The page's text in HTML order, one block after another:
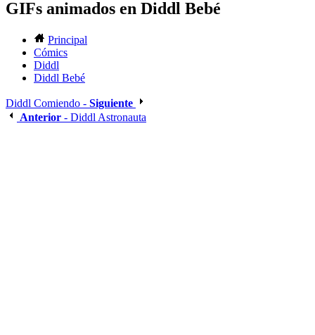
GIFs animados en Diddl Bebé
Principal
Cómics
Diddl
Diddl Bebé
Diddl Comiendo - Siguiente
Anterior - Diddl Astronauta